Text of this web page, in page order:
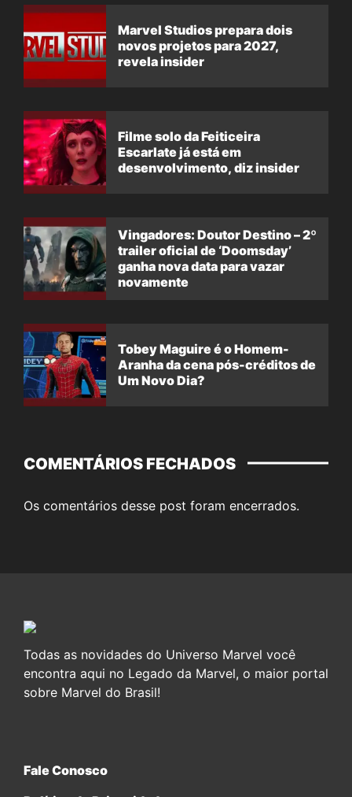
Marvel Studios prepara dois
novos projetos para 2027,
revela insider
Filme solo da Feiticeira
Escarlate já está em
desenvolvimento, diz insider
Vingadores: Doutor Destino – 2º
trailer oficial de ‘Doomsday’
ganha nova data para vazar
novamente
Tobey Maguire é o Homem-
Aranha da cena pós-créditos de
Um Novo Dia?
COMENTÁRIOS FECHADOS
Os comentários desse post foram encerrados.
Todas as novidades do Universo Marvel você
encontra aqui no Legado da Marvel, o maior portal
sobre Marvel do Brasil!
Fale Conosco